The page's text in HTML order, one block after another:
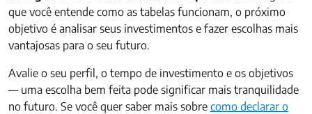
que você entende como as tabelas funcionam, o próximo
objetivo é analisar seus investimentos e fazer escolhas mais
vantajosas para o seu futuro.
Avalie o seu perfil, o tempo de investimento e os objetivos
— uma escolha bem feita pode significar mais tranquilidade
no futuro. Se você quer saber mais sobre como declarar o